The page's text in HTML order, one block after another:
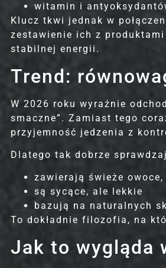
witamin i
Klucz tkwi jednak w
zestawienie ich z
stabilnej energii.
Trend:
W 2026 roku wyraźnie
smaczne”. Zamiast tego
przyjemność jedzenia z
Dlatego tak dobrze
zawierają świeże
są sycące, ale lekkie
bazują na naturalnych
To dokładnie filozofia, na
Jak to wygląda
10-